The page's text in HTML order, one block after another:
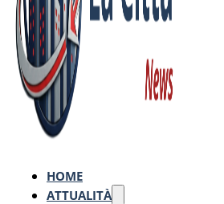
HOME
ATTUALITÀ